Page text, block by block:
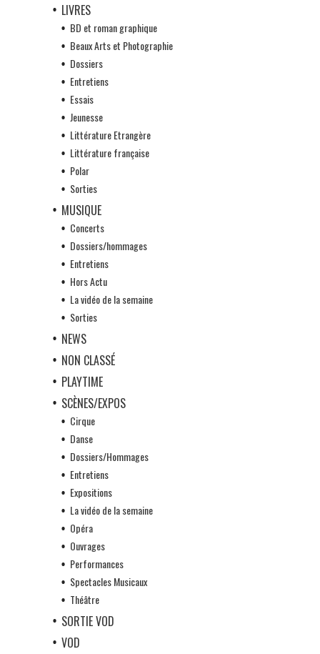
LIVRES
BD et roman graphique
Beaux Arts et Photographie
Dossiers
Entretiens
Essais
Jeunesse
Littérature Etrangère
Littérature française
Polar
Sorties
MUSIQUE
Concerts
Dossiers/hommages
Entretiens
Hors Actu
La vidéo de la semaine
Sorties
NEWS
NON CLASSÉ
PLAYTIME
SCÈNES/EXPOS
Cirque
Danse
Dossiers/Hommages
Entretiens
Expositions
La vidéo de la semaine
Opéra
Ouvrages
Performances
Spectacles Musicaux
Théâtre
SORTIE VOD
VOD